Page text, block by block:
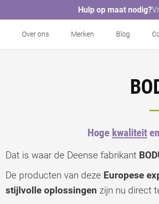
Hulp op maat nodig?
Over ons Merken Blog
Hoge kwaliteit
Dat is waar de Deense fabrikant
De producten van deze Europese
stijlvolle oplossingen zijn nu direct